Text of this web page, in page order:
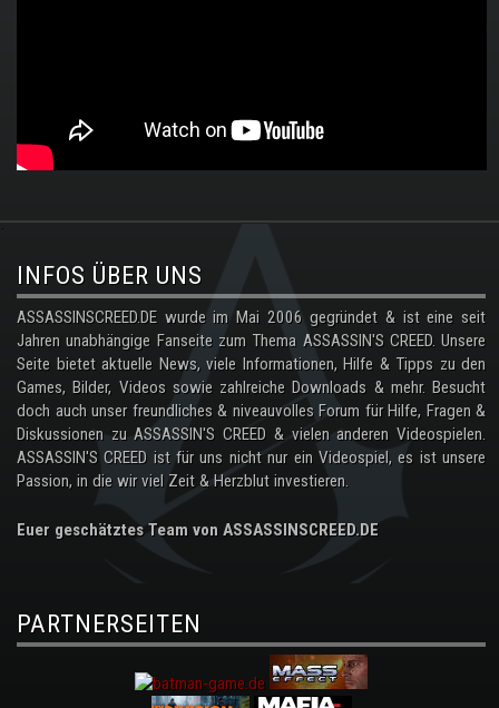
.
INFOS ÜBER UNS
ASSASSINSCREED.DE wurde im Mai 2006 gegründet & ist eine seit
Jahren unabhängige Fanseite zum Thema ASSASSIN'S CREED. Unsere
Seite bietet aktuelle News, viele Informationen, Hilfe & Tipps zu den
Games, Bilder, Videos sowie zahlreiche Downloads & mehr. Besucht
doch auch unser freundliches & niveauvolles Forum für Hilfe, Fragen &
Diskussionen zu ASSASSIN'S CREED & vielen anderen Videospielen.
ASSASSIN'S CREED ist für uns nicht nur ein Videospiel, es ist unsere
Passion, in die wir viel Zeit & Herzblut investieren.
Euer geschätztes Team von ASSASSINSCREED.DE
PARTNERSEITEN